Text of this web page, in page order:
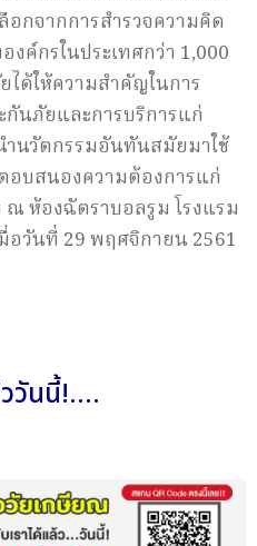
อกจากการสำรวจความคิด
ค์กรในประเทศกว่า 1,000
ได้ให้ความสำคัญในการ
ภัยและการบริการแก่
นวัตกรรมอันทันสมัยมาใช้
อบสนองความต้องการแก่
ณ ห้องฉัตราบอลรูม โรงแรม
อวันที่ 29 พฤศจิกายน 2561
วันนี้!....